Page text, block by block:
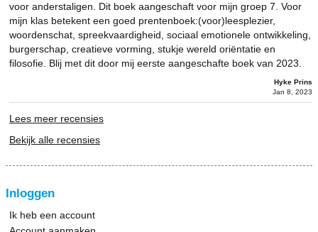
voor anderstaligen. Dit boek aangeschaft voor mijn groep 7. Voor
mijn klas betekent een goed prentenboek:(voor)leesplezier,
woordenschat, spreekvaardigheid, sociaal emotionele ontwikkeling,
burgerschap, creatieve vorming, stukje wereld oriëntatie en
filosofie. Blij met dit door mij eerste aangeschafte boek van 2023.
Hyke Prins
Jan 8, 2023
Lees meer recensies
Bekijk alle recensies
Inloggen
Ik heb een account